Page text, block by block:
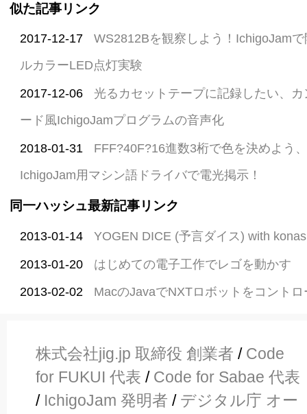
似た記事リンク
2017-12-17
WS2812Bを観察しよう！IchigoJam
ルカラーLED点灯実験
2017-12-06
光るカセットテープに記録したい、
ード風IchigoJamプログラムの音声化
2018-01-31
FFF?40F?16進数3桁で色を決めよう
IchigoJam用マシン語ドライバで電光掲示！
同一ハッシュ最新記事リンク
2013-01-14 YOGEN DICE (予言ダイス) with
2013-01-20 はじめての電子工作でレゴを動かす
2013-02-02 MacのJavaでNXTロボットをコントロ
株式会社jig.jp 取締役 創業者 / Code
for FUKUI 代表 / Code for Sabae 代表
/ IchigoJam 発明者 / デジタル庁 オー